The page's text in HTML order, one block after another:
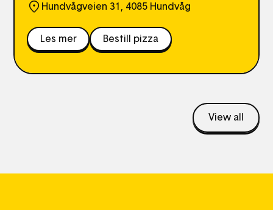
Hundvågveien 31, 4085 Hundvåg
Les mer Bestill pizza
View all